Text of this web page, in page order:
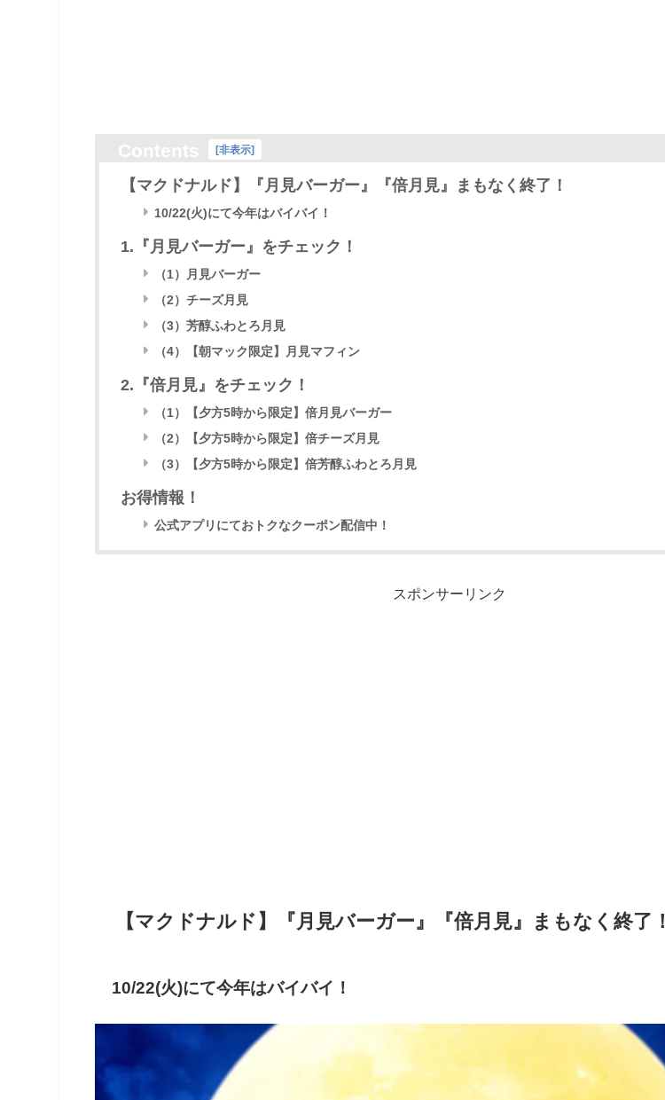
[非表示]
【マクドナルド】『月見バーガー』『倍月見』まもなく終了！
10/22(火)にて今年はバイバイ！
1.『月見バーガー』をチェック！
（1）月見バーガー
（2）チーズ月見
（3）芳醇ふわとろ月見
（4）【朝マック限定】月見マフィン
2.『倍月見』をチェック！
（1）【夕方5時から限定】倍月見バーガー
（2）【夕方5時から限定】倍チーズ月見
（3）【夕方5時から限定】倍芳醇ふわとろ月見
お得情報！
公式アプリにておトクなクーポン配信中！
スポンサーリンク
【マクドナルド】『月見バーガー』『倍月見』まもなく終了！
10/22(火)にて今年はバイバイ！